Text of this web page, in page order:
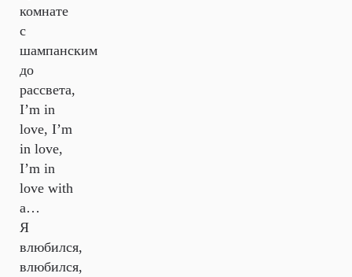
комнате
с
шампанским
до
рассвета,
I’m in
love, I’m
in love,
I’m in
love with
a…
Я
влюбился,
влюбился,